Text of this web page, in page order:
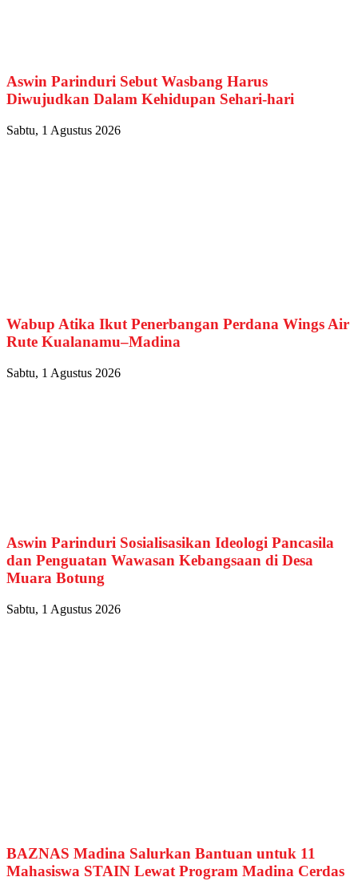
Aswin Parinduri Sebut Wasbang Harus
Diwujudkan Dalam Kehidupan Sehari-hari
Sabtu, 1 Agustus 2026
Wabup Atika Ikut Penerbangan Perdana Wings Air
Rute Kualanamu–Madina
Sabtu, 1 Agustus 2026
Aswin Parinduri Sosialisasikan Ideologi Pancasila
dan Penguatan Wawasan Kebangsaan di Desa
Muara Botung
Sabtu, 1 Agustus 2026
BAZNAS Madina Salurkan Bantuan untuk 11
Mahasiswa STAIN Lewat Program Madina Cerdas